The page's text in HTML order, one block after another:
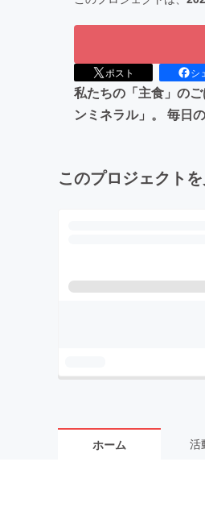
ポスト シ
私たちの「主食」の
ンミネラル」。 毎日
このプロジェクト
ホーム 活